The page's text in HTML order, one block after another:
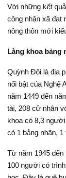
Với những kết
công nhận xã đạt
nông thôn mới
Làng khoa bảng
Quỳnh Đôi là địa
nổi bật của Nghệ
năm 1449 đến
tài, 208 cử nhân
khoa có 8,3
có 1 bảng nhãn,
Từ năm 1945
100 người có